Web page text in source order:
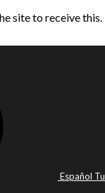
site to receive this.
Español Tu